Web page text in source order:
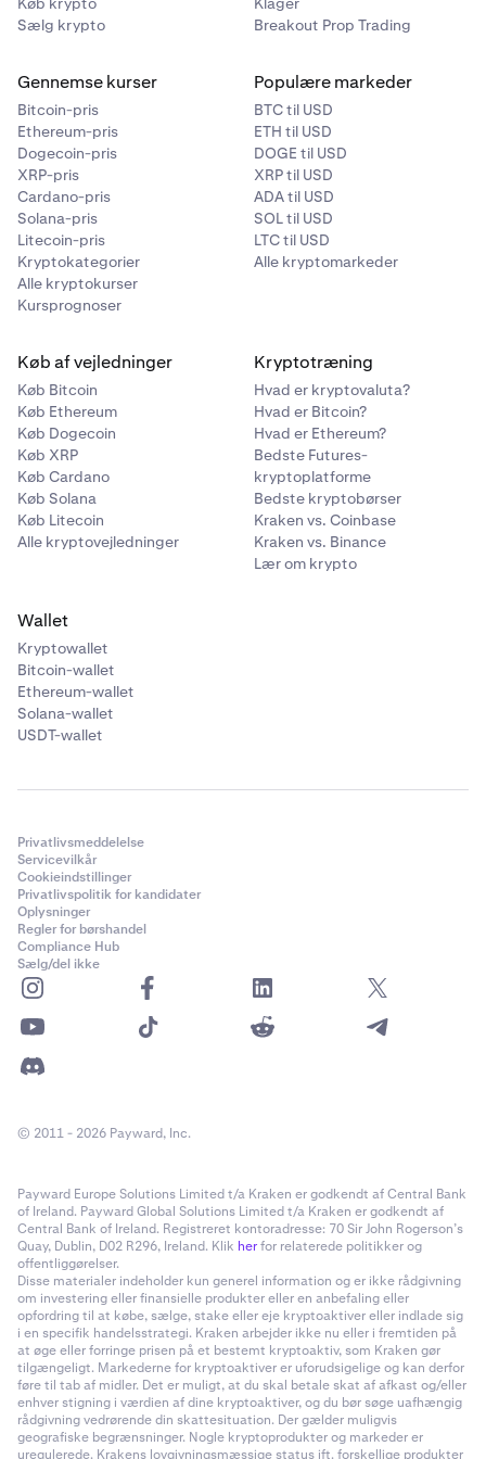
mere at vide om Bitcoins Lightning Network i vores
For en guide til at indbetale BTC til din Kraken-konto via
Lightning Network, besøg:
Hvordan sender jeg bitcoin
på Lightning Network?
Sælg krypto
Breakout Prop Trading
Gennemse kurser
Bitcoin-pris
Ethereum-pris
Dogecoin-pris
XRP-pris
Cardano-pris
Solana-pris
Litecoin-pris
Kryptokategorier
Alle kryptokurser
Kursprognoser
Populære markeder
BTC til USD
ETH til USD
DOGE til USD
XRP til USD
ADA til USD
SOL til USD
LTC til USD
Alle kryptomarkeder
Køb af vejledninger
Køb Bitcoin
Køb Ethereum
Køb Dogecoin
Køb XRP
Køb Cardano
Køb Solana
Køb Litecoin
Alle kryptovejledninger
Kryptotræning
Hvad er kryptovaluta?
Hvad er Bitcoin?
Hvad er Ethereum?
Bedste Futures-
kryptoplatforme
Bedste kryptobørser
Kraken vs. Coinbase
Kraken vs. Binance
Lær om krypto
Wallet
Kryptowallet
Bitcoin-wallet
Ethereum-wallet
Solana-wallet
USDT-wallet
Privatlivsmeddelelse
Servicevilkår
Cookieindstillinger
Privatlivspolitik for kandidater
Oplysninger
Regler for børshandel
Compliance Hub
Sælg/del ikke
© 2011 - 2026 Payward, Inc.
Payward Europe Solutions Limited t/a Kraken er godkendt af Central Bank
of Ireland. Payward Global Solutions Limited t/a Kraken er godkendt af
Central Bank of Ireland. Registreret kontoradresse: 70 Sir John Rogerson’s
Quay, Dublin, D02 R296, Ireland. Klik herfor relaterede politikker og
offentliggørelser.
Disse materialer indeholder kun generel information og er ikke rådgivning
om investering eller finansielle produkter eller en anbefaling eller
opfordring til at købe, sælge, stake eller eje kryptoaktiver eller indlade sig
i en specifik handelsstrategi. Kraken arbejder ikke nu eller i fremtiden på
at øge eller forringe prisen på et bestemt kryptoaktiv, som Kraken gør
tilgængeligt. Markederne for kryptoaktiver er uforudsigelige og kan derfor
føre til tab af midler. Det er muligt, at du skal betale skat af afkast og/eller
enhver stigning i værdien af dine kryptoaktiver, og du bør søge uafhængig
rådgivning vedrørende din skattesituation. Der gælder muligvis
geografiske begrænsninger. Nogle kryptoprodukter og markeder er
uregulerede. Krakens lovgivningsmæssige status ift. forskellige produkter